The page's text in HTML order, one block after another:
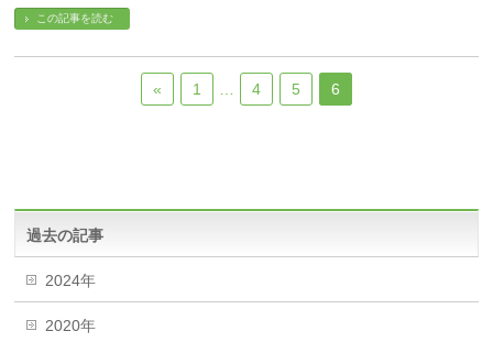
この記事を読む
« 1 4 5 6
過去の記事
2024年
2020年